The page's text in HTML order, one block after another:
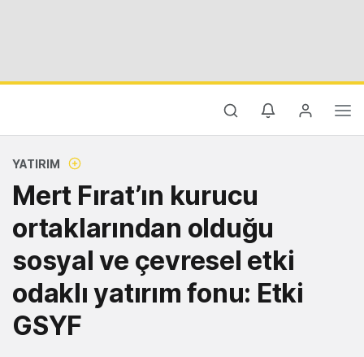
YATIRIM
Mert Fırat’ın kurucu
ortaklarından olduğu
sosyal ve çevresel etki
odaklı yatırım fonu: Etki
GSYF